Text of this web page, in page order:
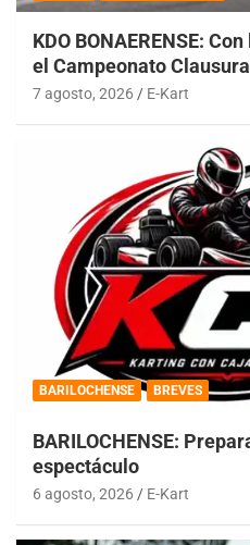
KDO BONAERENSE:
el Campeonato Clausura
7 agosto, 2026 E-Kart
BARILOCHENSE BREVES
BARILOCHENSE:
espectáculo
6 agosto, 2026 E-Kart